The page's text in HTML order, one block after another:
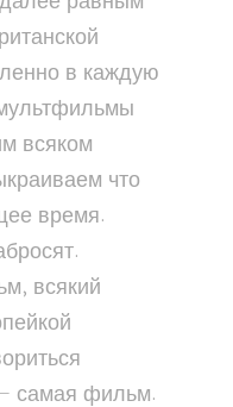
в каждую
всяком
что
время.
всякий
самая фильм.